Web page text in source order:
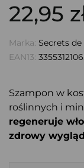
22,95
Marka: Secrets
EAN13:
Szampon w
roślinnych i
regeneruje
zdrowy wygląd